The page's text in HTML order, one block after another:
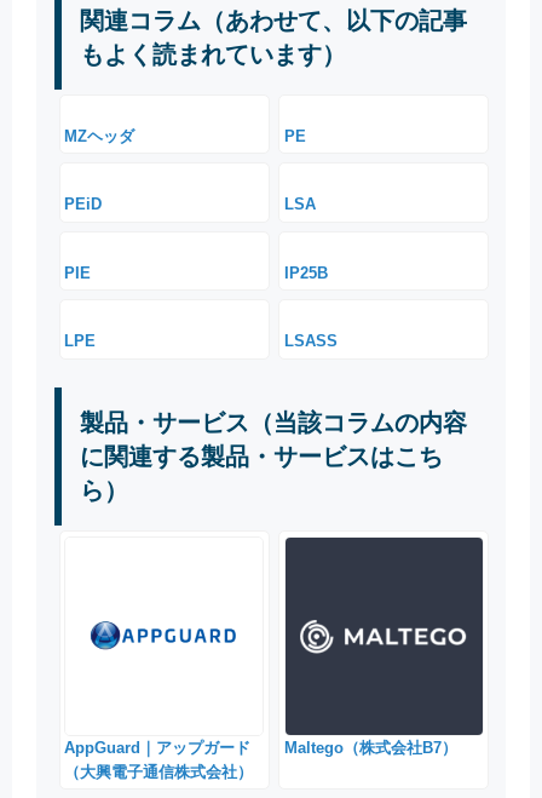
関連コラム（あわせて、以下の記事
もよく読まれています）
MZヘッダ PE
PEiD LSA
PIE IP25B
LPE LSASS
製品・サービス（当該コラムの内容
に関連する製品・サービスはこち
ら）
AppGuard｜アップガード
（大興電子通信株式会社）
Maltego（株式会社B7）